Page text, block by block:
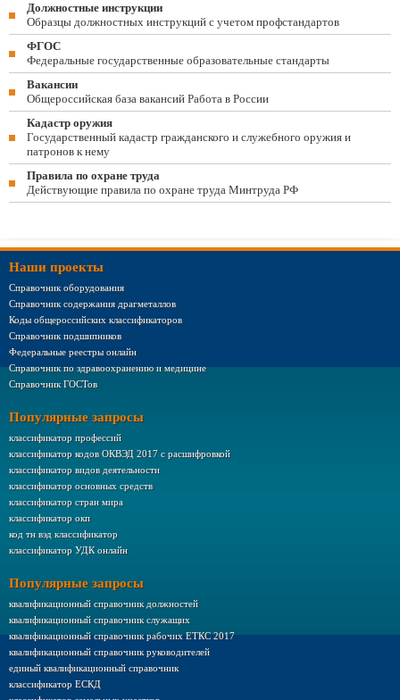
Должностные инструкции
Образцы должностных инструкций с учетом профстандартов
ФГОС
Федеральные государственные образовательные стандарты
Вакансии
Общероссийская база вакансий Работа в России
Кадастр оружия
Государственный кадастр гражданского и служебного оружия и
патронов к нему
Правила по охране труда
Действующие правила по охране труда Минтруда РФ
Наши проекты
Справочник оборудования
Справочник содержания драгметаллов
Коды общероссийских классификаторов
Справочник подшипников
Федеральные реестры онлайн
Справочник по здравоохранению и медицине
Справочник ГОСТов
Популярные запросы
классификатор профессий
классификатор кодов ОКВЭД 2017 с расшифровкой
классификатор видов деятельности
классификатор основных средств
классификатор стран мира
классификатор окп
код тн вэд классификатор
классификатор УДК онлайн
Популярные запросы
квалификационный справочник должностей
квалификационный справочник служащих
квалификационный справочник рабочих ЕТКС 2017
квалификационный справочник руководителей
единый квалификационный справочник
классификатор ЕСКД